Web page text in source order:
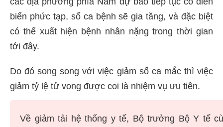
biến phức tạp, số ca bệnh sẽ gia tăng, và đặc biệt
có thể xuất hiện bệnh nhân nặng trong thời gian
tới đây.
Do đó song song với việc giảm số ca mắc thì việc
giảm tỷ lệ tử vong được coi là nhiệm vụ ưu tiên.
Về giảm tải hệ thống y tế, Bộ trưởng Bộ Y tế